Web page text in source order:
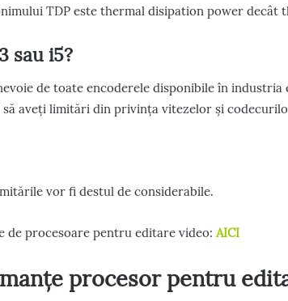
TDP este thermal disipation power decât
sau i5?
de toate encoderele disponibile în
aveți limitări din privința vitezelor și
vor fi destul de considerabile.
procesoare pentru editare video: AICI
procesor pentru